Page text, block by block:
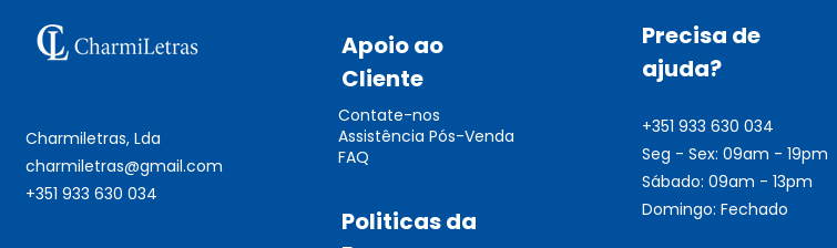
Charmiletras, Lda
charmiletras@gmail.com
+351 933 630 034
Apoio ao
Cliente
Contate-nos
Assistência Pós-Venda
FAQ
Politicas da
Precisa de
ajuda?
+351 933 630 034
Seg - Sex: 09am - 19pm
Sábado: 09am - 13pm
Domingo: Fechado